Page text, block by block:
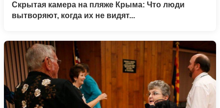
Скрытая камера на пляже Крыма: Что люди
вытворяют, когда их не видят...